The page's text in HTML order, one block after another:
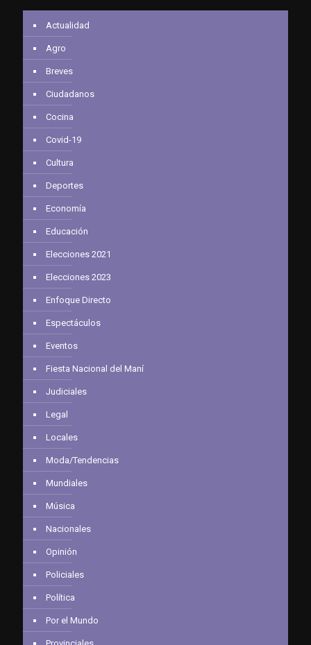
Actualidad
Agro
Breves
Ciudadanos
Cocina
Covid-19
Cultura
Deportes
Economía
Educación
Elecciones 2021
Elecciones 2023
Enfoque Directo
Espectáculos
Eventos
Fiesta Nacional del Maní
Judiciales
Legal
Locales
Moda/Tendencias
Mundiales
Música
Nacionales
Opinión
Policiales
Política
Por el Mundo